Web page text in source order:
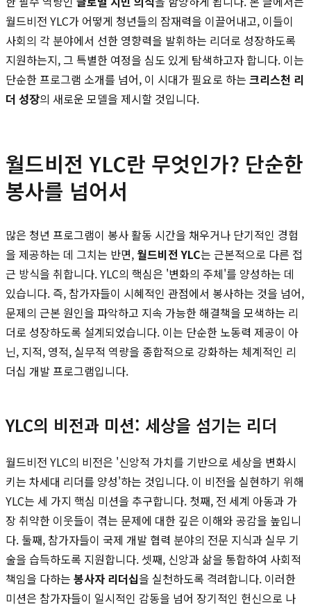
월드비전 YLC가 어떻게 청년들의 잠재력을 이끌어내고, 이들이
사회의 각 분야에서 선한 영향력을 발휘하는 리더로 성장하도록
지원하는지, 그 특별한 여정을 심도 있게 탐색하고자 합니다. 이는
단순한 프로그램 소개를 넘어, 이 시대가 필요로 하는 크리스천 리
더 성장의 새로운 모델을 제시할 것입니다.
월드비전 YLC란 무엇인가? 단순한
봉사를 넘어서
많은 청년 프로그램이 봉사 활동 시간을 채우거나 단기적인 경험
을 제공하는 데 그치는 반면, 월드비전 YLC는 근본적으로 다른 접
근 방식을 취합니다. YLC의 핵심은 '변화의 주체'를 양성하는 데
있습니다. 즉, 참가자들이 시혜적인 관점에서 봉사하는 것을 넘어,
문제의 근본 원인을 파악하고 지속 가능한 해결책을 모색하는 리
더로 성장하도록 설계되었습니다. 이는 단순한 노동력 제공이 아
닌, 지적, 영적, 실무적 역량을 종합적으로 강화하는 체계적인 리
더십 개발 프로그램입니다.
YLC의 비전과 미션: 세상을 섬기는 리더
월드비전 YLC의 비전은 '신앙적 가치를 기반으로 세상을 변화시
키는 차세대 리더를 양성'하는 것입니다. 이 비전을 실현하기 위해
YLC는 세 가지 핵심 미션을 추구합니다. 첫째, 전 세계 아동과 가
장 취약한 이웃들이 겪는 문제에 대한 깊은 이해와 공감을 높입니
다. 둘째, 참가자들이 국제 개발 협력 분야의 전문 지식과 실무 기
술을 습득하도록 지원합니다. 셋째, 신앙과 삶을 통합하여 사회적
책임을 다하는 봉사자 리더십을 실천하도록 격려합니다. 이러한
미션은 참가자들이 일시적인 감동을 넘어 장기적인 헌신으로 나